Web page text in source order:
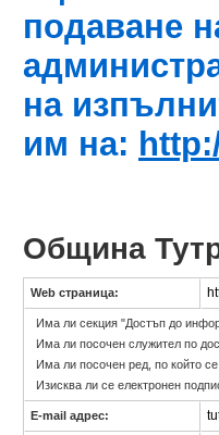
подаване
на
им на:
Община
Web страница:
Има ли секция "Достъп до
Има ли посочен служител по
Има ли посочен ред, по който
Изисква ли се електронен
E-mail адрес: